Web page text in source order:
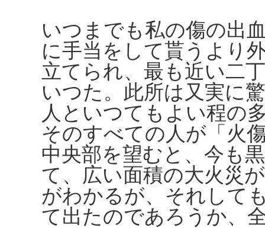
いつまでも私の傷の出
に手当をして貰うより
立てられ、最も近い二
いつた。此所は又実に
人といつてもよい程の
そのすべての人が「火
中央部を望むと、今も
て、広い面積の大火災
がわかるが、それして
て出たのであろうか、